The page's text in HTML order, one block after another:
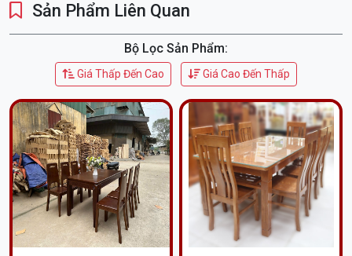
Sản Phẩm Liên Quan
Bộ Lọc Sản Phẩm:
Giá Thấp Đến Cao Giá Cao Đến Thấp